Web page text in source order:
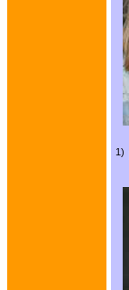
1)